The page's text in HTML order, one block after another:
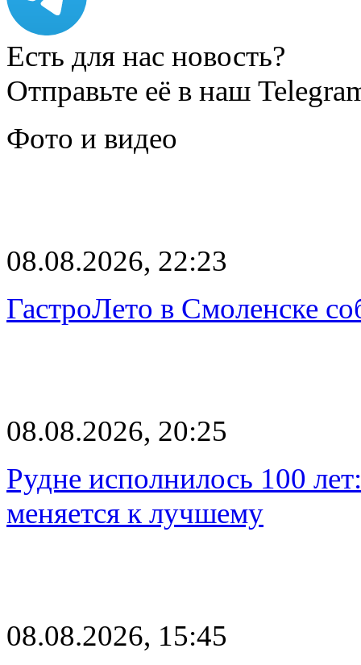
Есть для нас новость?
Отправьте её в наш
Фото и видео
08.08.2026, 22:23
ГастроЛето в Смоленске
08.08.2026, 20:25
Рудне исполнилось 100
меняется к лучшему
08.08.2026, 15:45